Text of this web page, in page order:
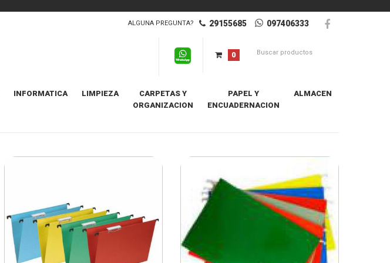
ALGUNA PREGUNTA? 29155685 097406333
0
INFORMATICA LIMPIEZA
CARPETAS Y
ORGANIZACION
PAPEL Y
ENCUADERNACION
ALMACEN